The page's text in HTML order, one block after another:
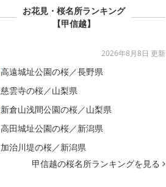
お花見・桜名所ランキング
【甲信越】
2026年8月8日 更新
高遠城址公園の桜／長野県
慈雲寺の桜／山梨県
新倉山浅間公園の桜／山梨県
高田城址公園の桜／新潟県
加治川堤の桜／新潟県
甲信越の桜名所ランキングを見る